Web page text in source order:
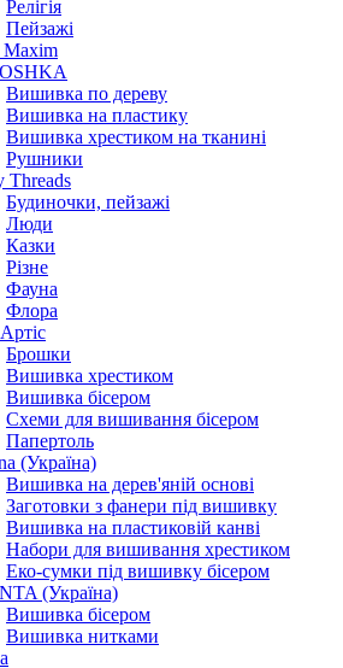
Релігія
Пейзажі
Вишивка по дереву
Вишивка на пластику
Вишивка хрестиком на тканині
Рушники
Threads
Будиночки, пейзажі
Люди
Казки
Різне
Фауна
Флора
Брошки
Вишивка хрестиком
Вишивка бісером
Схеми для вишивання бісером
Папертоль
(Україна)
Вишивка на дерев'яній основі
Заготовки з фанери під вишивку
Вишивка на пластиковій канві
Набори для вишивання хрестиком
Еко-сумки під вишивку бісером
(Україна)
Вишивка бісером
Вишивка нитками